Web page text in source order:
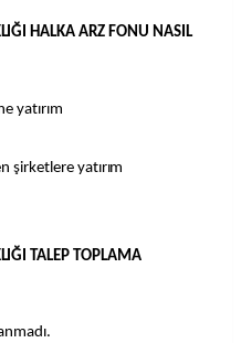
HALKA ARZ FONU NASIL
yatırım
şirketlere yatırım
TALEP TOPLAMA